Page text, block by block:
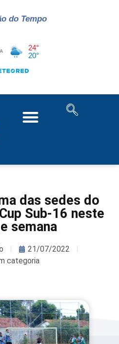
do Tempo
das sedes do
Sub-16 neste
semana
21/07/2022
categoria